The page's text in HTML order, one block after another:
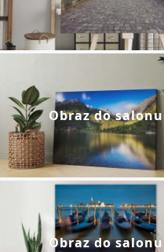
Obraz do salonu
Obraz do salonu